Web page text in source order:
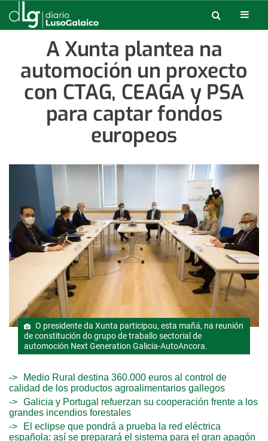
A Xunta plantea na
automoción un proxecto
con CTAG, CEAGA y PSA
para captar fondos
europeos
O presidente da Xunta participou, esta mañá, na reunión
de constitución do grupo de traballo sectorial de
automoción Next Generation Galicia-AutoAncora.
Medio Rural destina 360.000 euros al control de
calidad de los productos agroalimentarios gallegos
Galicia y Portugal refuerzan su cooperación frente a los
grandes incendios forestales
El eclipse que pondrá a prueba la red eléctrica
española: así se preparará el sistema para el gran apagón